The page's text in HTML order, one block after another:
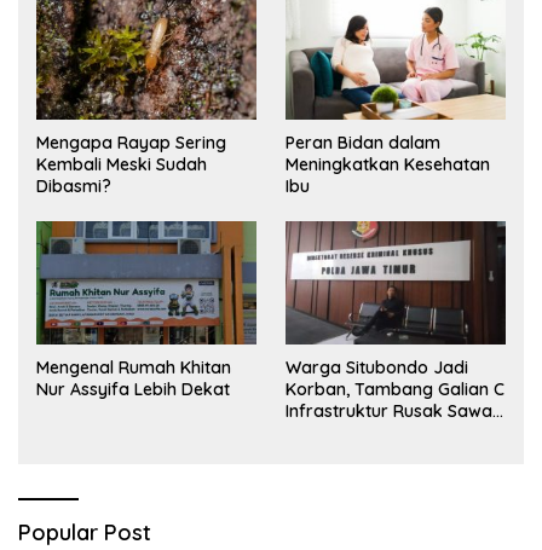
Mengapa Rayap Sering
Kembali Meski Sudah
Dibasmi?
Peran Bidan dalam
Meningkatkan Kesehatan
Ibu
Mengenal Rumah Khitan
Nur Assyifa Lebih Dekat
Warga Situbondo Jadi
Korban, Tambang Galian C
Infrastruktur Rusak Sawah
Popular Post